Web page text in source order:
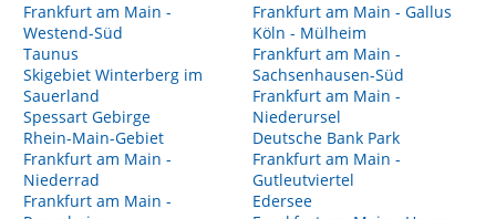
Frankfurt am Main -
Westend-Süd
Taunus
Skigebiet Winterberg im
Sauerland
Spessart Gebirge
Rhein-Main-Gebiet
Frankfurt am Main -
Niederrad
Frankfurt am Main -
Frankfurt am Main - Gallus
Köln - Mülheim
Frankfurt am Main -
Sachsenhausen-Süd
Frankfurt am Main -
Niederursel
Deutsche Bank Park
Frankfurt am Main -
Gutleutviertel
Edersee